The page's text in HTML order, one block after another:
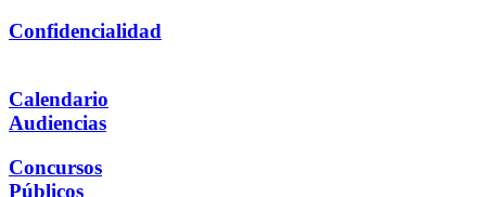
Confidencialidad
Calendario
Audiencias
Concursos
Públicos